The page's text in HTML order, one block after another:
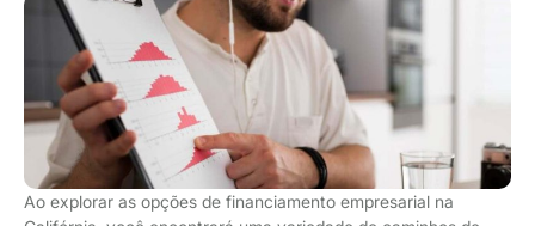
Ao explorar as opções de financiamento empresarial na